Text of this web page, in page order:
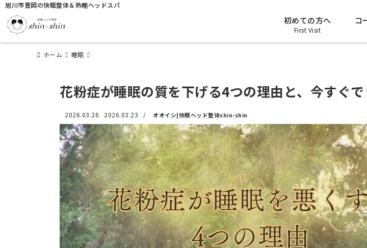
旭川市豊岡の快眠整体＆熟睡ヘッドスパ
初めての方へ
First Visit
コ
ホーム 睡眠
花粉症が睡眠の質を下げる4つの理由と、今すぐ
2026.03.26 2026.03.23 / オオイシ|快眠ヘッド整体shin-shin